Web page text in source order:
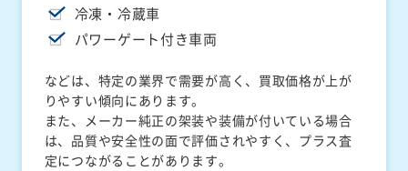
冷凍・冷蔵車
パワーゲート付き車両
などは、特定の業界で需要が高く、買取価格が上が
りやすい傾向にあります。
また、メーカー純正の架装や装備が付いている場合
は、品質や安全性の面で評価されやすく、プラス査
定につながることがあります。